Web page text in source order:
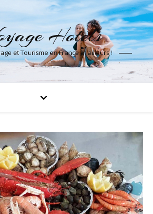
Hotels
et Tourisme en France et ailleurs !